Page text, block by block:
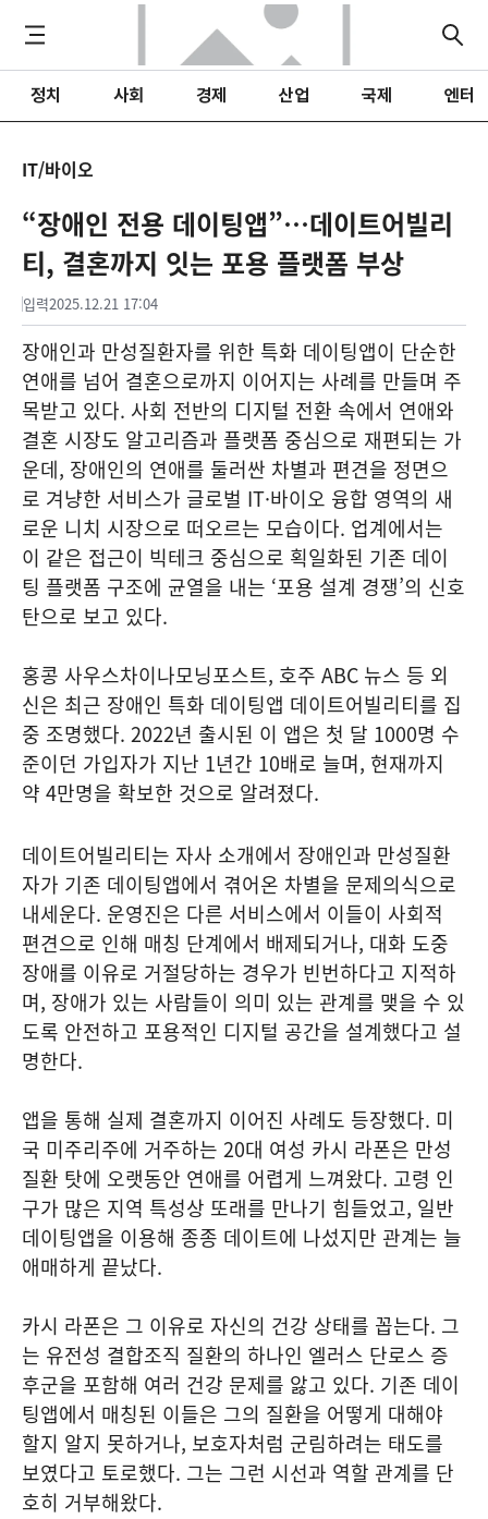
정치 사회 경제 산업 국제 엔터
IT/바이오
“장애인 전용 데이팅앱”…데이트어빌리
티, 결혼까지 잇는 포용 플랫폼 부상
입력2025.12.21 17:04
장애인과 만성질환자를 위한 특화 데이팅앱이 단순한
연애를 넘어 결혼으로까지 이어지는 사례를 만들며 주
목받고 있다. 사회 전반의 디지털 전환 속에서 연애와
결혼 시장도 알고리즘과 플랫폼 중심으로 재편되는 가
운데, 장애인의 연애를 둘러싼 차별과 편견을 정면으
로 겨냥한 서비스가 글로벌 IT·바이오 융합 영역의 새
로운 니치 시장으로 떠오르는 모습이다. 업계에서는
이 같은 접근이 빅테크 중심으로 획일화된 기존 데이
팅 플랫폼 구조에 균열을 내는 ‘포용 설계 경쟁’의 신호
탄으로 보고 있다.
홍콩 사우스차이나모닝포스트, 호주 ABC 뉴스 등 외
신은 최근 장애인 특화 데이팅앱 데이트어빌리티를 집
중 조명했다. 2022년 출시된 이 앱은 첫 달 1000명 수
준이던 가입자가 지난 1년간 10배로 늘며, 현재까지
약 4만명을 확보한 것으로 알려졌다.
데이트어빌리티는 자사 소개에서 장애인과 만성질환
자가 기존 데이팅앱에서 겪어온 차별을 문제의식으로
내세운다. 운영진은 다른 서비스에서 이들이 사회적
편견으로 인해 매칭 단계에서 배제되거나, 대화 도중
장애를 이유로 거절당하는 경우가 빈번하다고 지적하
며, 장애가 있는 사람들이 의미 있는 관계를 맺을 수 있
도록 안전하고 포용적인 디지털 공간을 설계했다고 설
명한다.
앱을 통해 실제 결혼까지 이어진 사례도 등장했다. 미
국 미주리주에 거주하는 20대 여성 카시 라폰은 만성
질환 탓에 오랫동안 연애를 어렵게 느껴왔다. 고령 인
구가 많은 지역 특성상 또래를 만나기 힘들었고, 일반
데이팅앱을 이용해 종종 데이트에 나섰지만 관계는 늘
애매하게 끝났다.
카시 라폰은 그 이유로 자신의 건강 상태를 꼽는다. 그
는 유전성 결합조직 질환의 하나인 엘러스 단로스 증
후군을 포함해 여러 건강 문제를 앓고 있다. 기존 데이
팅앱에서 매칭된 이들은 그의 질환을 어떻게 대해야
할지 알지 못하거나, 보호자처럼 군림하려는 태도를
보였다고 토로했다. 그는 그런 시선과 역할 관계를 단
호히 거부해왔다.